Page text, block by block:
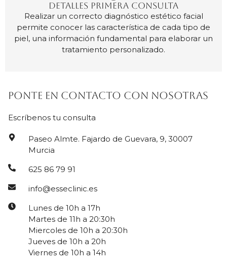
DETALLES PRIMERA CONSULTA
Realizar un correcto diagnóstico estético facial
permite conocer las característica de cada tipo de
piel, una información fundamental para elaborar un
tratamiento personalizado.
Ponte en contacto con nosotras
Escríbenos tu consulta
Paseo Almte. Fajardo de Guevara, 9, 30007
Murcia
625 86 79 91
info@esseclinic.es
Lunes de 10h a 17h
Martes de 11h a 20:30h
Miercoles de 10h a 20:30h
Jueves de 10h a 20h
Viernes de 10h a 14h